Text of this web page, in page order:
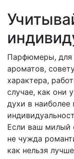
Парфюмеры, для
ароматов,
характера,
случае, как они
духи в
Если ваш милый
не чужда
как нельзя